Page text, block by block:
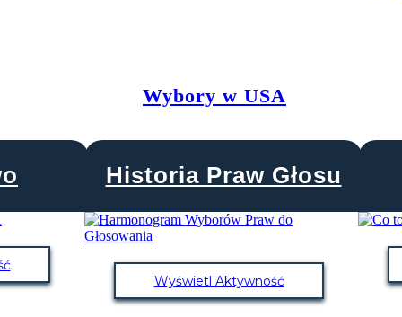
Wybory w USA
Historia Praw Głosu
Wyświetl Aktywność